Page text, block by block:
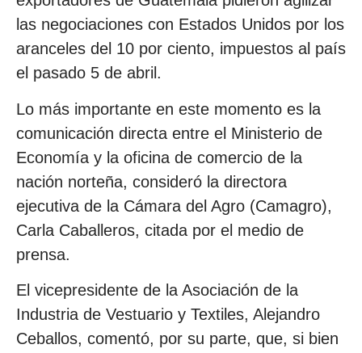
las negociaciones con Estados Unidos por los
aranceles del 10 por ciento, impuestos al país
el pasado 5 de abril.
Lo más importante en este momento es la
comunicación directa entre el Ministerio de
Economía y la oficina de comercio de la
nación norteña, consideró la directora
ejecutiva de la Cámara del Agro (Camagro),
Carla Caballeros, citada por el medio de
prensa.
El vicepresidente de la Asociación de la
Industria de Vestuario y Textiles, Alejandro
Ceballos, comentó, por su parte, que, si bien